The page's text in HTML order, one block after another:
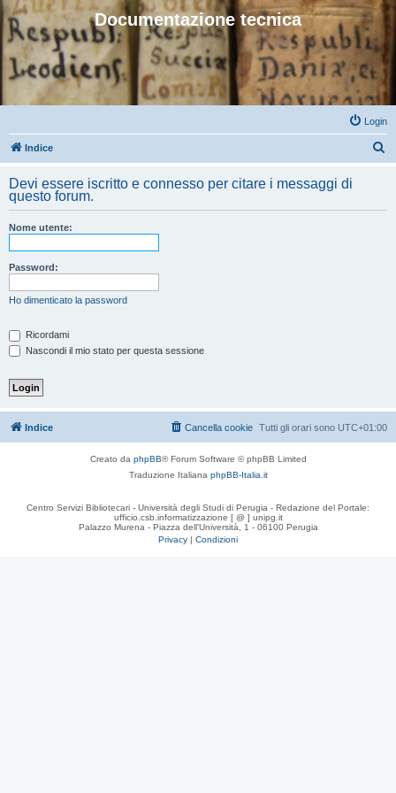
Documentazione tecnica
Login
Indice
c
Devi essere iscritto e connesso per citare i messaggi di
questo forum.
Nome utente:
Password:
Ho dimenticato la password
Ricordami
Nascondi il mio stato per questa sessione
Indice Tutti gli orari sono UTC+01:00
Cancella cookie
Creato da phpBB® Forum Software © phpBB Limited
Traduzione Italiana phpBB-Italia.it
Centro Servizi Bibliotecari - Università degli Studi di Perugia - Redazione del Portale:
ufficio.csb.informatizzazione [ @ ] unipg.it
Palazzo Murena - Piazza dell'Università, 1 - 06100 Perugia
Privacy | Condizioni